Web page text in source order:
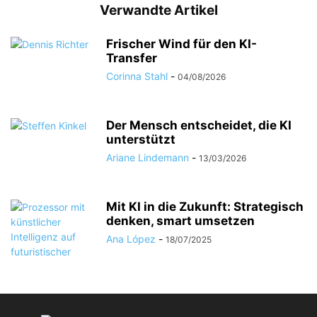
Verwandte Artikel
Frischer Wind für den KI-
Transfer
Corinna Stahl - 04/08/2026
Der Mensch entscheidet, die KI
unterstützt
Ariane Lindemann - 13/03/2026
Mit KI in die Zukunft: Strategisch
denken, smart umsetzen
Ana López - 18/07/2025